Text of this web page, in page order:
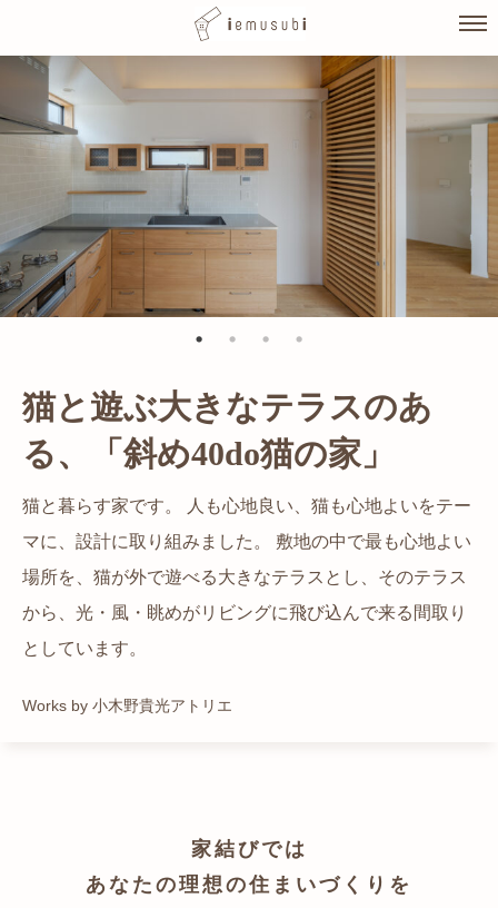
Skip
content
猫と遊ぶ大きなテラスのあ
る、「斜め40do猫の家」
猫と暮らす家です。 人も心地良い、猫も心地よいをテー
マに、設計に取り組みました。 敷地の中で最も心地よい
場所を、猫が外で遊べる大きなテラスとし、そのテラス
から、光・風・眺めがリビングに飛び込んで来る間取り
としています。
Works by 小木野貴光アトリエ
光が溢れ、広がりある空間の
家
都心でありながらも緑の多いエリアです。 その緑の借景
も取り入れること、窓の配置を工夫することで、光を取
り入れながらも、カーテンを閉じずに生活できる様設計
しています。
自然の中の岩山を切り開いて造った、ワイルドなゲスト
ハウスをイメージした空間が広がる都市型住宅です。
かつての機織り工場が、その趣を残しつつ孫世帯の住居
へと蘇りました。
家結びでは
あなたの理想の住まいづくりを